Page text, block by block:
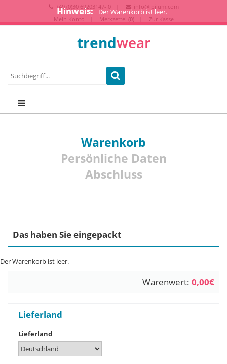
+49 (0)30 69203147- 0
info@ipilum.com
Mein Konto
Merkzettel (0) Zur Kasse
trendwear
Warenkorb
Persönliche Daten
Abschluss
Das haben Sie eingepackt
Der Warenkorb ist leer.
Warenwert: 0,00€
Lieferland
Lieferland
Hinweis: Der Warenkorb ist leer.